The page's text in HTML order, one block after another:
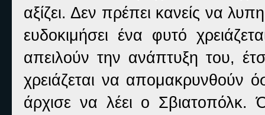
αξίζει. Δεν πρέπει κανείς να
ευδοκιμήσει ένα φυτό
απειλούν την ανάπτυξη του,
χρειάζεται να απομακρυνθούν
άρχισε να λέει ο Σβιατοπόλκ.